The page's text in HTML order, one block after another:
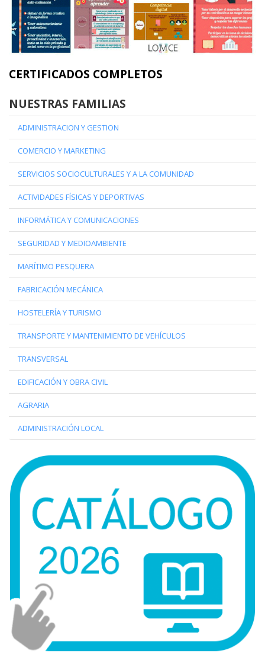
CERTIFICADOS COMPLETOS
NUESTRAS FAMILIAS
ADMINISTRACION Y GESTION
COMERCIO Y MARKETING
SERVICIOS SOCIOCULTURALES Y A LA COMUNIDAD
ACTIVIDADES FÍSICAS Y DEPORTIVAS
INFORMÁTICA Y COMUNICACIONES
SEGURIDAD Y MEDIOAMBIENTE
MARÍTIMO PESQUERA
FABRICACIÓN MECÁNICA
HOSTELERÍA Y TURISMO
TRANSPORTE Y MANTENIMIENTO DE VEHÍCULOS
TRANSVERSAL
EDIFICACIÓN Y OBRA CIVIL
AGRARIA
ADMINISTRACIÓN LOCAL